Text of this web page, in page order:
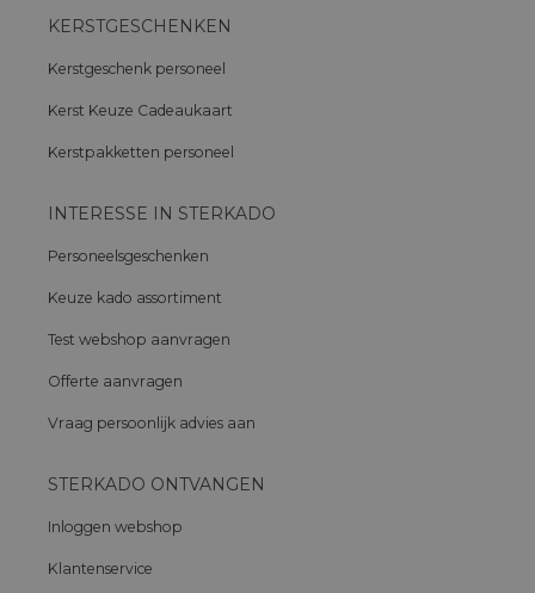
KERSTGESCHENKEN
Kerstgeschenk personeel
Kerst Keuze Cadeaukaart
Kerstpakketten personeel
INTERESSE IN STERKADO
Personeelsgeschenken
Keuze kado assortiment
Test webshop aanvragen
Offerte aanvragen
Vraag persoonlijk advies aan
STERKADO ONTVANGEN
Inloggen webshop
Klantenservice